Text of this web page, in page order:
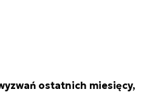
ostatnich miesięcy,